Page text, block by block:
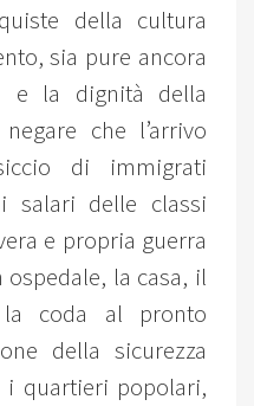
della cultura
sia pure ancora
e la dignità della
che l’arrivo
di immigrati
delle classi
e propria guerra
la casa, il
la coda al pronto
della sicurezza
i quartieri popolari,